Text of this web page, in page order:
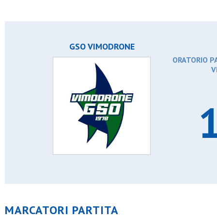
GSO VIMODRONE
ORATORIO
MARCATORI PARTITA